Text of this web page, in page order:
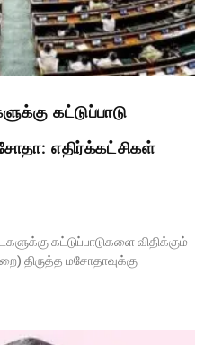
கட்டுப்பாடு
எதிர்க்கட்சிகள்
கட்​டுப்​பாடு​களை விதிக்​கும்
திருத்த மசோதாவுக்கு